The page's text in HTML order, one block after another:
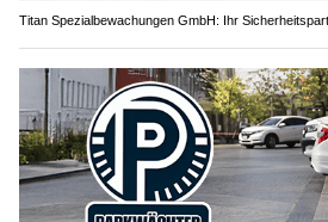
Titan Spezialbewachungen GmbH: Ihr